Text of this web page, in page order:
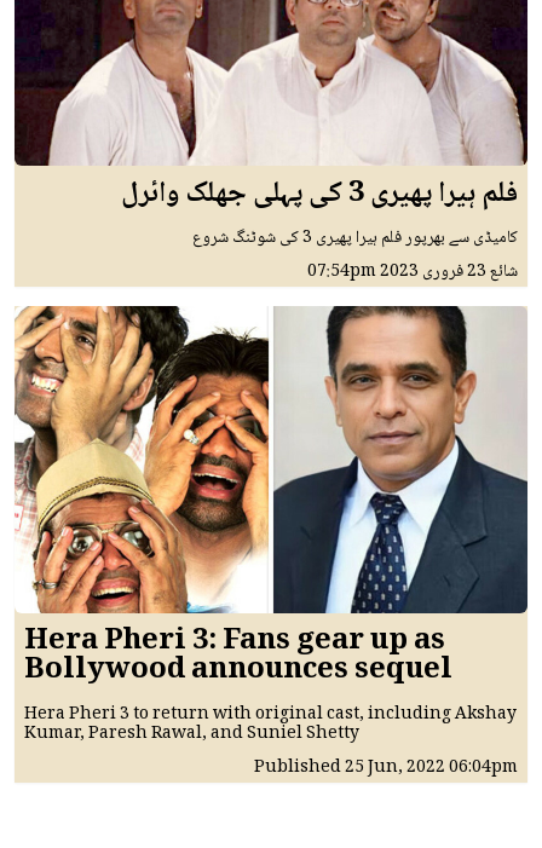
فلم ہیرا پھیری 3 کی پہلی جھلک وائرل
کامیڈی سے بھرپور فلم ہیرا پھیری 3 کی شوٹنگ شروع
شائع23 فروری 2023 07:54pm
Hera Pheri 3: Fans gear up as
Bollywood announces sequel
Hera Pheri 3 to return with original cast, including Akshay
Kumar, Paresh Rawal, and Suniel Shetty
Published25 Jun, 202206:04pm